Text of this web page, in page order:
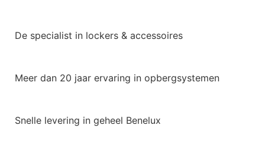
De specialist in lockers & accessoires
Meer dan 20 jaar ervaring in opbergsystemen
Snelle levering in geheel Benelux